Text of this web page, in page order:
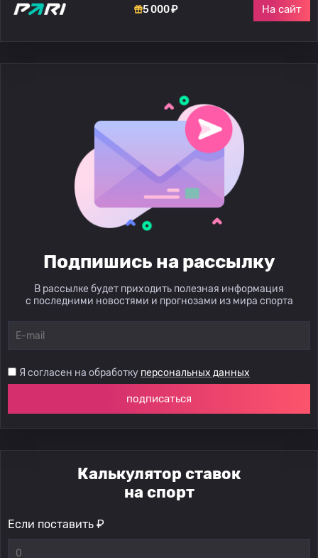
5 000 ₽ На сайт
Подпишись на рассылку
В рассылке будет приходить полезная информация
с последними новостями и прогнозами из мира спорта
Я согласен на обработку персональных данных
подписаться
Калькулятор ставок
на спорт
Если поставить ₽